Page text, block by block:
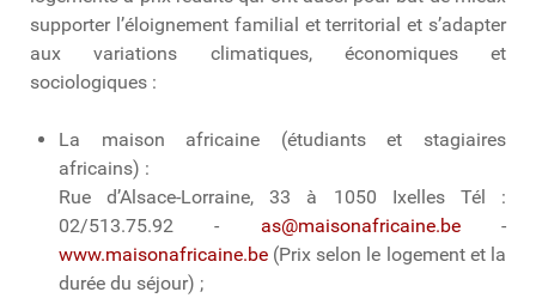
supporter l’éloignement familial et territorial et s’adapter
aux variations climatiques, économiques et
sociologiques :
La maison africaine (étudiants et stagiaires
africains) :
Rue d’Alsace-Lorraine, 33 à 1050 Ixelles Tél :
02/513.75.92 - as@maisonafricaine.be-
www.maisonafricaine.be (Prix selon le logement et la
durée du séjour) ;